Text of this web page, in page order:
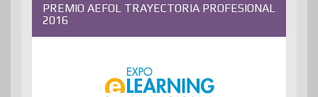
PREMIO AEFOL TRAYECTORIA PROFESIONAL
2016